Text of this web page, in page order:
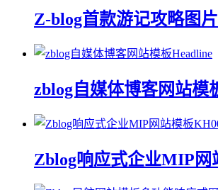
Z-blog首款游记攻略图
zblog自媒体博客网站模
Zblog响应式企业MIP网